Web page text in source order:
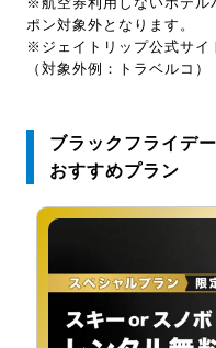
ポン対象外となります。
※ジェイトリップ公式サイ
（対象外例：トラベルコ）
ブラックフライデ
おすすめプラン